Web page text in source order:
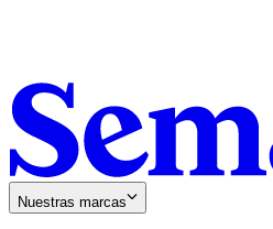
Nuestras marcas